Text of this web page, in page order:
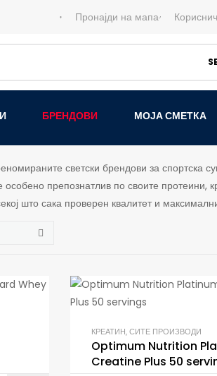
Пронајди на мапа
БРЕНДОВИ МОЈА СМЕТКА
светски брендови за спортска
препознатлив по своите протеини,
што сака проверен квалитет и
КРЕАТИН,СИТЕ ПРОИЗВОДИ
Optimum Nutrition
Creatine Plus 50